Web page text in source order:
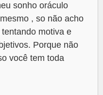
sonho oráculo
, so não acho
motiva e
Porque não
você tem toda